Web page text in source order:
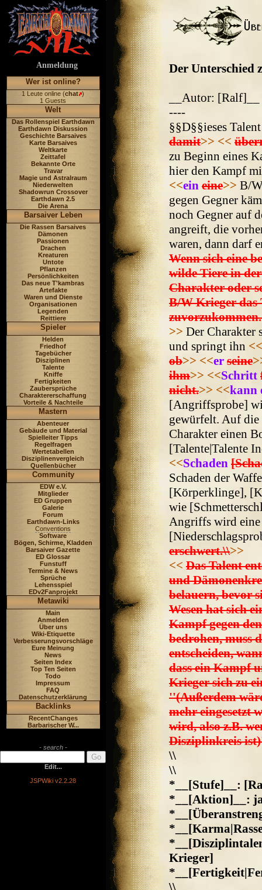
Anmeldung
Wer ist online?
1 Leute online (chat )
1 Guests
Welt
Das Rollenspiel Earthdawn
Earthdawn Diskussion
Geschichte Barsaives
Karte Barsaives
Weltkarte
Zeittafel
Bekannte Orte
Travar
Magie und Astralraum
Niederwelten
Shadowrun Crossover
Earthdawn 2.5
Die Arena
Barsaiver Leben
Die Rassen Barsaives
Dämonen
Passionen
Drachen
Kreaturen
Untote
Pflanzen
Persönlichkeiten
Das neue T'kambras
Artefakte
Waren und Dienste
Organisationen
Legenden
Reittiere
Spieler
Helden
Friedhof
Tagebücher
Disziplinen
Talente
Kniffe
Fertigkeiten
Zaubersprüche
Charaktererschaffung
Vorteile & Nachteile
Mastern
Abenteuer
Gebäude und Material
Spielleiter Tipps
Regelfragen
Wertetabellen
Disziplinenvergleich
Quellenbücher
Community
EDW e.V.
Mitglieder
ED Gruppen
Galerie
Forum
Earthdawn-Links
Conventions
Software
Bögen, Schirme, Kladden
Barsaiver Gazette
ED Glossar
Funstuff
Termine & News
Sprüche
Lehensspiel
EDv2Fanprojekt
Metawiki
Main
Anmelden
Über uns
Wiki-Etiquette
Verbesserungsvorschläge
Eure Meinung
News
Seiten Index
Top Ten Seiten
Todo
Impressum
FAQ
Datenschutzerklärung
Backlinks
RecentChanges
Barbarischer W...
- search -
Edit...
JSPWiki v2.2.28
Der Unterschied
__Autor: [Ralf]__
----
§§D§§ieses
damit>> <<
zu Beginn eines
hier den Kampf
<<ein eine>> B/
gegen Gegner
noch Gegner auf
angreift, die
waren, dann darf
Wenn sich eine
wilde Tiere in
Charakter oder
B/W Krieger das
>> Der Charakter
und springt ihn <<
ob>> <<er seine
ihm>> <<Schritt
nicht.>> <<kann
[Angriffsprobe]
gewürfelt. Auf die
Charakter einen
[Talente|Talente
<<Schaden
Schaden der
[Körperklinge],
wie
Angriffs wird eine
erschwert.\\>>
<< Das Talent
und
belauern, bevor
Wesen hat sich
Kampf gegen
bedrohen, muss
entscheiden,
dass ein Kampf
Krieger sich zu
''(Außerdem
mehr eingesetzt
wird, also z.B.
Disziplinkreis
\\
\\
*__[Stufe]__:
*__[Aktion]__:
Krieger]
\\